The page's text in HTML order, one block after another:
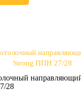
28